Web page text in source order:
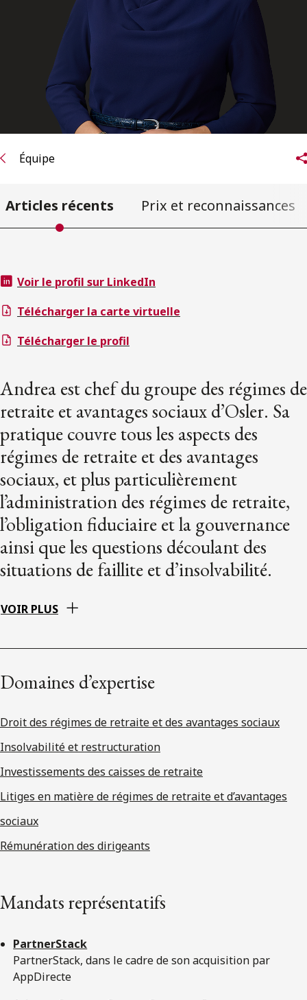
Équipe
Articles récents Prix et reconnaissances
Voir le profil sur LinkedIn
Télécharger la carte virtuelle
Télécharger le profil
Andrea est chef du groupe des régimes de
retraite et avantages sociaux d’Osler. Sa
pratique couvre tous les aspects des
régimes de retraite et des avantages
sociaux, et plus particulièrement
l’administration des régimes de retraite,
l’obligation fiduciaire et la gouvernance
ainsi que les questions découlant des
situations de faillite et d’insolvabilité.
VOIR PLUS
Domaines d’expertise
Droit des régimes de retraite et des avantages sociaux
Insolvabilité et restructuration
Investissements des caisses de retraite
Litiges en matière de régimes de retraite et d’avantages
sociaux
Rémunération des dirigeants
Mandats représentatifs
PartnerStack
PartnerStack, dans le cadre de son acquisition par
AppDirecte